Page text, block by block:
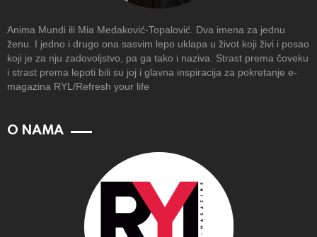
Anima Mundi ili Mia Medaković-Topalović. Dva imena za jednu
ženu. I jedno i drugo ona sasvim lepo uklapa u život koji živi i posao
koji je za nju zadovoljstvo, pa ga tako i naziva. Strast prema čoveku
i strast prema lepoti bili su joj i glavna inspiracija za pokretanje e-
magazina RYL/Refresh your life
O NAMA